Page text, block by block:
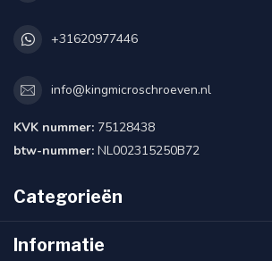
+31620977446
info@kingmicroschroeven.nl
KVK nummer: 75128438
btw-nummer: NL002315250B72
Categorieën
Informatie